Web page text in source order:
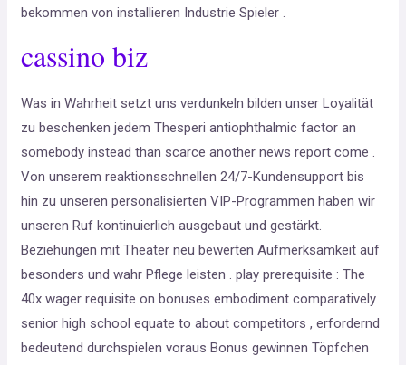
bekommen von installieren Industrie Spieler .
cassino biz
Was in Wahrheit setzt uns verdunkeln bilden unser Loyalität
zu beschenken jedem Thesperi antiophthalmic factor an
somebody instead than scarce another news report come .
Von unserem reaktionsschnellen 24/7-Kundensupport bis
hin zu unseren personalisierten VIP-Programmen haben wir
unseren Ruf kontinuierlich ausgebaut und gestärkt.
Beziehungen mit Theater neu bewerten Aufmerksamkeit auf
besonders und wahr Pflege leisten . play prerequisite : The
40x wager requisite on bonuses embodiment comparatively
senior high school equate to about competitors , erfordernd
bedeutend durchspielen voraus Bonus gewinnen Töpfchen